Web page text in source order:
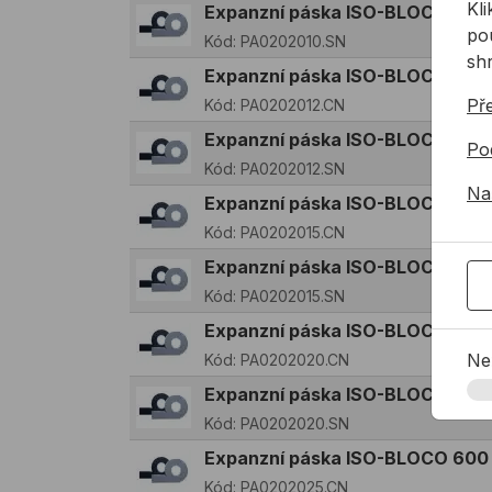
Expanzní páska ISO-BLOCO
Kód: PA0202010.SN
Expanzní páska ISO-BLOCO
Kód: PA0202012.CN
Expanzní páska ISO-BLOCO 600
Kód: PA0202012.SN
Expanzní páska ISO-BLOCO
Kód: PA0202015.CN
Expanzní páska ISO-BLOCO
Kód: PA0202015.SN
Expanzní páska ISO-BLOCO
Kód: PA0202020.CN
Expanzní páska ISO-BLOCO
Kód: PA0202020.SN
Expanzní páska ISO-BLOCO
Kód: PA0202025.CN